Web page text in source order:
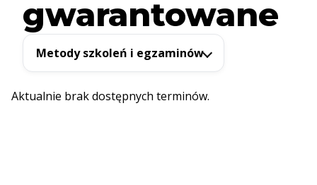
gwarantowane
Metody szkoleń i egzaminów
Aktualnie brak dostępnych terminów.